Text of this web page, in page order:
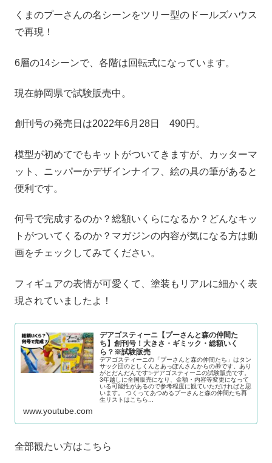
くまのプーさんの名シーンをツリー型のドールズハウス
で再現！
6層の14シーンで、各階は回転式になっています。
現在静岡県で試験販売中。
創刊号の発売日は2022年6月28日 490円。
模型が初めてでもキットがついてきますが、カッターマ
ット、ニッパーかデザインナイフ、絵の具の筆があると
便利です。
何号で完成するのか？総額いくらになるか？どんなキッ
トがついてくるのか？マガジンの内容が気になる方は動
画をチェックしてみてください。
フィギュアの表情が可愛くて、塗装もリアルに細かく表
現されていましたよ！
デアゴスティーニ【プーさんと森の仲間た
ち】創刊号！大きさ・ギミック・総額いく
ら？※試験販売
デアゴスティーニの「プーさんと森の仲間たち」はタン
サック団のとしくんとあっぽんさんからの🎁です。あり
がとだんだんです✨デアゴスティーニの試験販売です。
3年越しに全国販売になり、金額・内容等変更になって
いる可能性があるので参考程度に観ていただければと思
います。 つくってあつめるプーさんと森の仲間たち再
生リストはこちら...
www.youtube.com
全部観たい方はこちら